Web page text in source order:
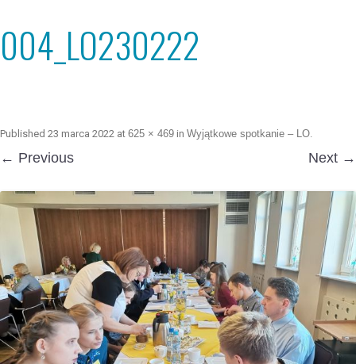
004_LO230222
Published 23 marca 2022 at 625 × 469 in Wyjątkowe spotkanie – LO.
← Previous Next →